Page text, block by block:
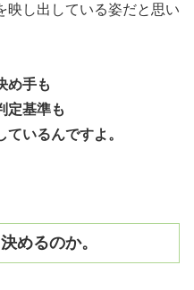
映し出している姿だと思い
め手も
定基準も
いるんですよ。
めるのか。